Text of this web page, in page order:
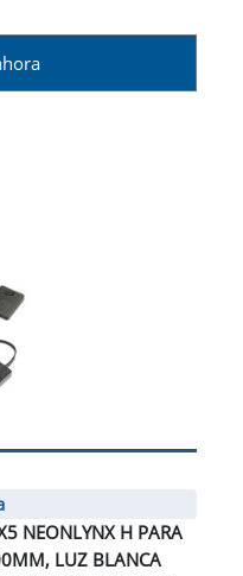
NEONLYNX H PARA
LUZ BLANCA